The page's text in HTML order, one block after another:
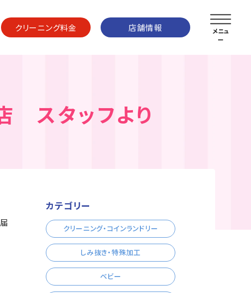
クリーニング料金 店舗情報
スタッフより
カテゴリー
クリーニング・コインランドリー
しみ抜き・特殊加工
ベビー